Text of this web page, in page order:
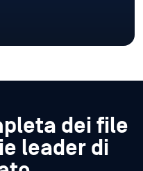
dei file
leader di